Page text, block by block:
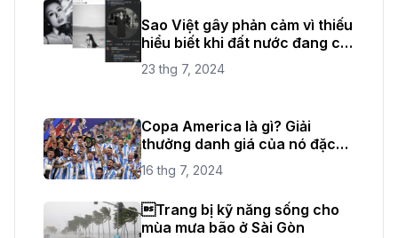
Sao Việt gây phản cảm vì thiếu
hiểu biết khi đất nước đang có
quốc tang
23 thg 7, 2024
Copa America là gì? Giải
thưởng danh giá của nó đặc
biệt như thế nào?
16 thg 7, 2024
Trang bị kỹ năng sống cho
mùa mưa bão ở Sài Gòn